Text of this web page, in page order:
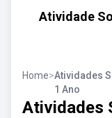
Atividade
Home>Atividades
1 Ano
Atividades